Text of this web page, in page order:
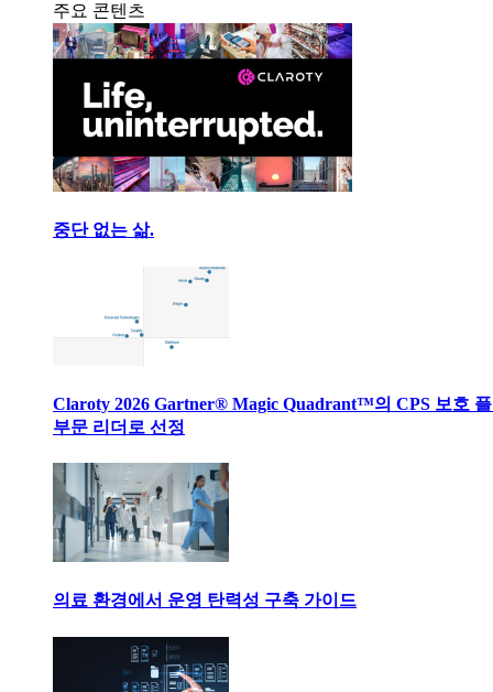
주요 콘텐츠
중단 없는 삶.
Claroty 2026 Gartner® Magic Quadrant™의 CPS 보호
부문 리더로 선정
의료 환경에서 운영 탄력성 구축 가이드